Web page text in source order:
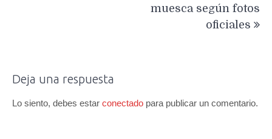
muesca según fotos
oficiales
Deja una respuesta
Lo siento, debes estar conectado para publicar un comentario.